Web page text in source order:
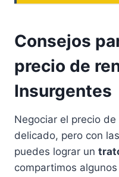
Consejos
precio de
Insurgentes
Negociar el precio
delicado, pero con
puedes lograr un
compartimos